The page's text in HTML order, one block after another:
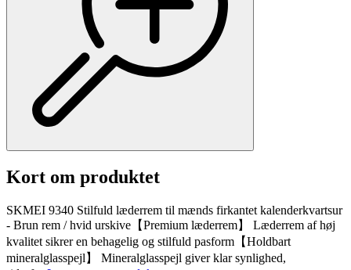
Kort om produktet
SKMEI 9340 Stilfuld læderrem til mænds firkantet kalenderkvartsur
- Brun rem / hvid urskive【Premium læderrem】 Læderrem af høj
kvalitet sikrer en behagelig og stilfuld pasform【Holdbart
mineralglasspejl】 Mineralglasspejl giver klar synlighed,